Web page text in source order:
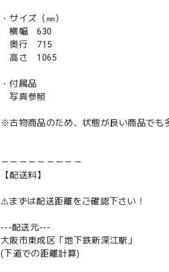
・サイズ（㎜）
横幅 630
奥行 715
高さ 1065
・付属品
写真参照
※古物商品のため、状態が良い商品でも
－－－－－－－－－
【配送料】
⚠️まずは配送距離をご確認下さい！
---配送元---
大阪市東成区「地下鉄新深江駅」
(下道での距離計算)